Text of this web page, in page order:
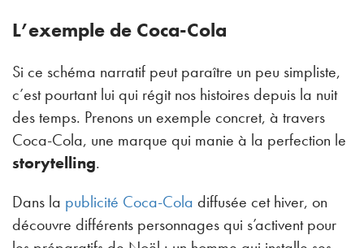
L’exemple de Coca-Cola
Si ce schéma narratif peut paraître un peu simpliste,
c’est pourtant lui qui régit nos histoires depuis la nuit
des temps. Prenons un exemple concret, à travers
Coca-Cola, une marque qui manie à la perfection le
storytelling.
Dans la publicité Coca-Cola diffusée cet hiver, on
découvre différents personnages qui s’activent pour